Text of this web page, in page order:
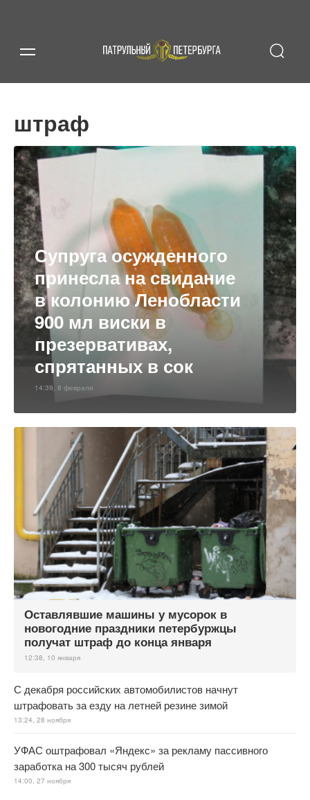
штраф
Супруга осужденного
принесла на свидание
в колонию Ленобласти
900 мл виски в
презервативах,
спрятанных в сок
14:39, 8 февраля
Оставлявшие машины у мусорок в
новогодние праздники петербуржцы
получат штраф до конца января
12:38, 10 января
С декабря российских автомобилистов начнут
штрафовать за езду на летней резине зимой
13:24, 28 ноября
УФАС оштрафовал «Яндекс» за рекламу пассивного
заработка на 300 тысяч рублей
14:00, 27 ноября